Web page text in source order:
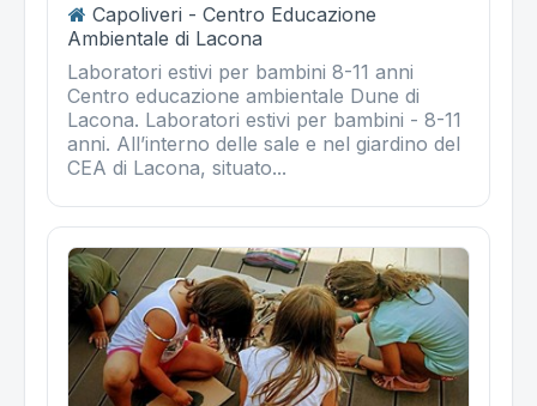
Capoliveri - Centro Educazione
Ambientale di Lacona
Laboratori estivi per bambini 8-11 anni
Centro educazione ambientale Dune di
Lacona. Laboratori estivi per bambini - 8-11
anni. All’interno delle sale e nel giardino del
CEA di Lacona, situato...